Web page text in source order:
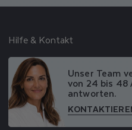
Hilfe & Kontakt
Unser Team
von 24 bis
antworten.